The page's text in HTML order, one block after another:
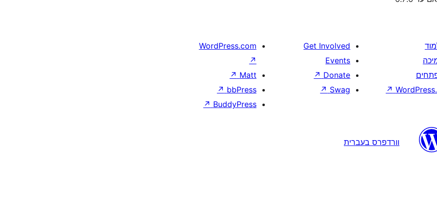
↗
Get Involved
Events
Donate
↗
Swag
↗
WordPress.com
↗
Matt
↗
bbPress
↗
BuddyPress
↗
וורדפרס בעברית